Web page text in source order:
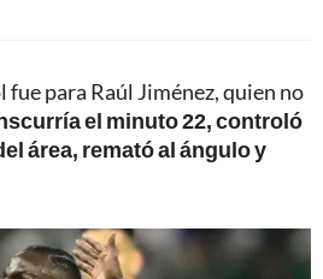
fue para Raúl Jiménez, quien no
el minuto 22, controló
área, remató al ángulo y